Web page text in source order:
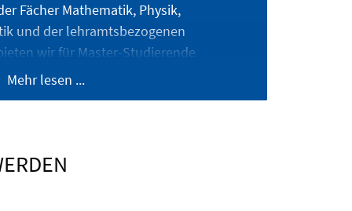
Fächer Mathematik, Physik,
und der lehramtsbezogenen
wir für Master-Studierende
Lehrveranstaltungen zu unseren
sowohl für Studierende
angeboten.
Mehr lesen ...